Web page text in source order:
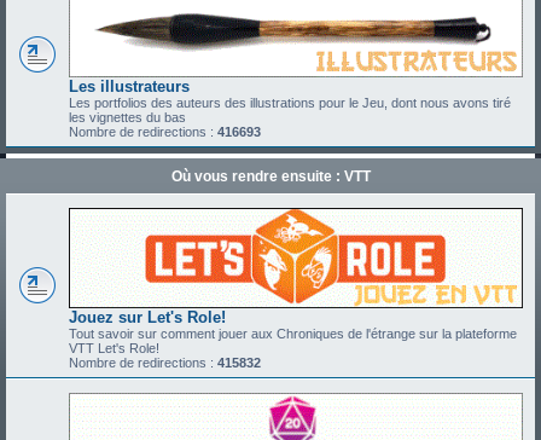
Les illustrateurs
Les portfolios des auteurs des illustrations pour le Jeu, dont nous avons tiré
les vignettes du bas
Nombre de redirections : 416693
Où vous rendre ensuite : VTT
Jouez sur Let's Role!
Tout savoir sur comment jouer aux Chroniques de l'étrange sur la plateforme
VTT Let's Role!
Nombre de redirections : 415832